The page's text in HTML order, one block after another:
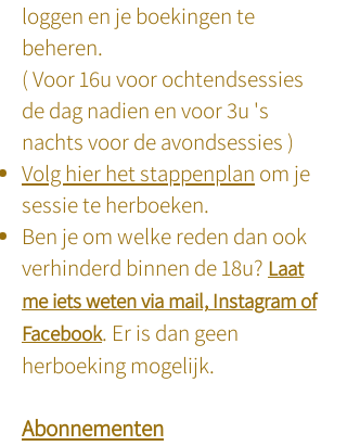
loggen en je boekingen te
beheren.
( Voor 16u voor ochtendsessies
de dag nadien en voor 3u 's
nachts voor de avondsessies )
Volg hier het stappenplan om je
sessie te herboeken.
Ben je om welke reden dan ook
verhinderd binnen de 18u? Laat
me iets weten via mail, Instagram of
Facebook. Er is dan geen
herboeking mogelijk.
Abonnementen